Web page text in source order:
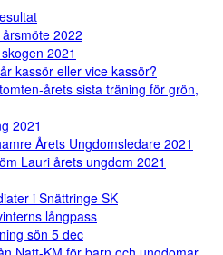
2022
2021
kassör eller vice kassör?
årets sista träning för grön,
2021
Årets Ungdomsledare 2021
Lauri årets ungdom 2021
i Snättringe SK
långpass
sön 5 dec